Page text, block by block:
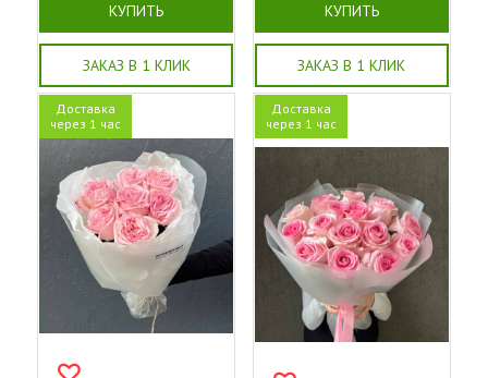
КУПИТЬ
ЗАКАЗ В 1 КЛИК
КУПИТЬ
ЗАКАЗ В 1 КЛИК
Доставка
через 1 час
Доставка
через 1 час